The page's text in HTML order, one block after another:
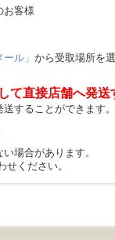
お客様
ル」 から受取場所を
直接店舗へ発送
送することができます。
場合があります。
せください。